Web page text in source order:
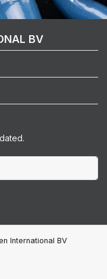
BV
International BV